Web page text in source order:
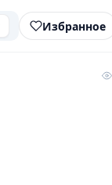
Избранное